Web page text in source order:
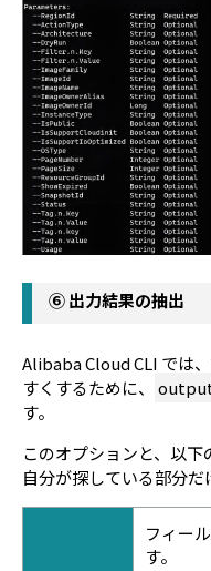
⑥ 出力結果の抽出
Alibaba Cloud CLI では
すくするために、
す。
このオプションと、以下
自分が探している部分だ
フィー
す。